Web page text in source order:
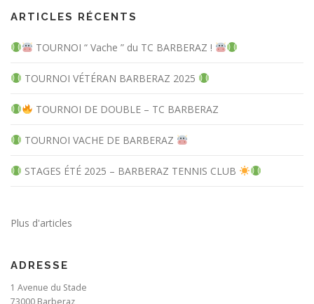
ARTICLES RÉCENTS
TOURNOI “ Vache ” du TC BARBERAZ !
TOURNOI VÉTÉRAN BARBERAZ 2025
TOURNOI DE DOUBLE – TC BARBERAZ
TOURNOI VACHE DE BARBERAZ
STAGES ÉTÉ 2025 – BARBERAZ TENNIS CLUB
Plus d'articles
ADRESSE
1 Avenue du Stade
73000 Barberaz